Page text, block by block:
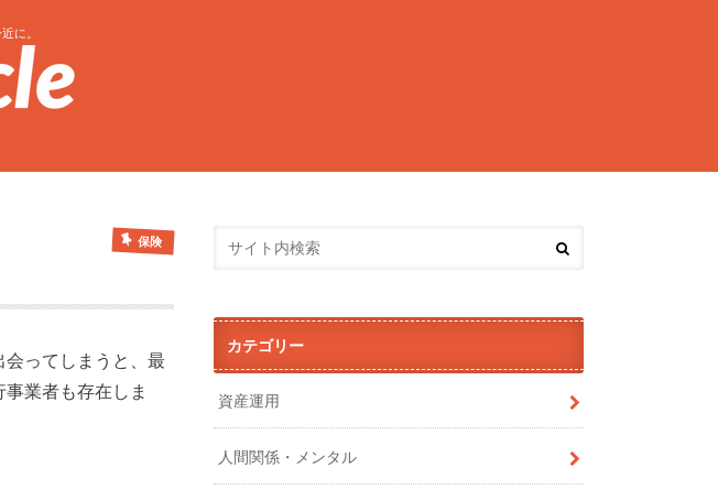
に。
保険
ってしまうと、最
業者も存在しま
カテゴリー
資産運用
人間関係・メンタル